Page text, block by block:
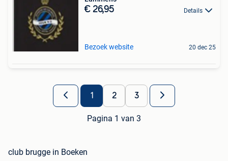
€ 26,95 Details
Bezoek website 20 dec 25
1 2 3
Pagina 1 van 3
club brugge in Boeken